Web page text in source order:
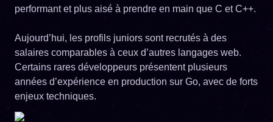
performant et plus aisé à prendre en main que C et C++.
Aujourd’hui, les profils juniors sont recrutés à des
salaires comparables à ceux d’autres langages web.
Certains rares développeurs présentent plusieurs
années d’expérience en production sur Go, avec de forts
enjeux techniques.